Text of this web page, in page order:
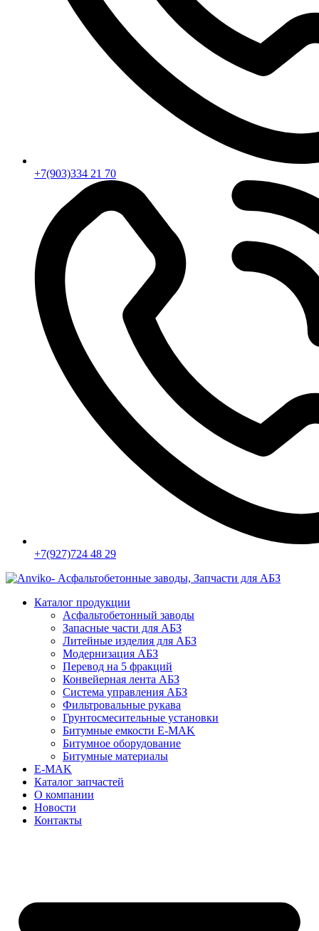
+7(903)334 21 70
+7(927)724 48 29
Каталог продукции
Асфальтобетонный заводы
Запасные части для АБЗ
Литейные изделия для АБЗ
Модернизация АБЗ
Перевод на 5 фракций
Конвейерная лента АБЗ
Система управления АБЗ
Фильтровальные рукава
Грунтосмесительные установки
Битумные емкости E-MAK
Битумное оборудование
Битумные материалы
E-MAK
Каталог запчастей
О компании
Новости
Контакты